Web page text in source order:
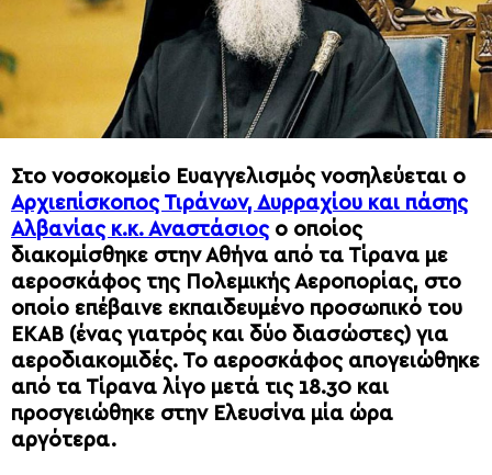
Στο νοσοκομείο Ευαγγελισμός νοσηλεύεται ο
Αρχιεπίσκοπος Τιράνων, Δυρραχίου και πάσης
Αλβανίας κ.κ. Αναστάσιος ο οποίος
διακομίσθηκε στην Αθήνα από τα Τίρανα με
αεροσκάφος της Πολεμικής Αεροπορίας, στο
οποίο επέβαινε εκπαιδευμένο προσωπικό του
ΕΚΑΒ (ένας γιατρός και δύο διασώστες) για
αεροδιακομιδές. Το αεροσκάφος απογειώθηκε
από τα Τίρανα λίγο μετά τις 18.30 και
προσγειώθηκε στην Ελευσίνα μία ώρα
αργότερα.